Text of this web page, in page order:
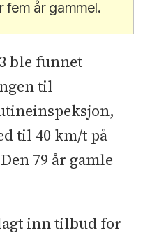
fem år gammel.
ble funnet
til
til 40 km/t på
79 år gamle
inn tilbud for